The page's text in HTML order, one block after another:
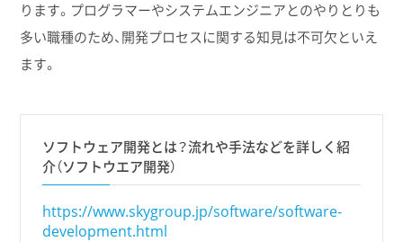
ります。プログラマーやシステムエンジニアとのやりとりも
多い職種のため、開発プロセスに関する知見は不可欠といえ
ます。
ソフトウェア開発とは？流れや手法などを詳しく紹
介（ソフトウエア開発）
https://www.skygroup.jp/software/software-
development.html